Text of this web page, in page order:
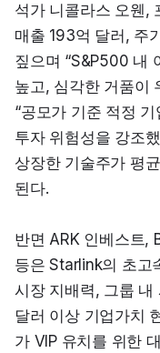
석가 니콜라스 오웬,
매출 193억 달러, 주
짚으며 “S&P500 내
높고, 심각한 거품이
“공모가 기준 적정
투자 위험성을 강조
상장한 기술주가 평
된다.
반면 ARK 인베스트
등은 Starlink의 초고
시장 지배력, 그룹 내
달러 이상 기업가치
가 VIP 유치를 위한